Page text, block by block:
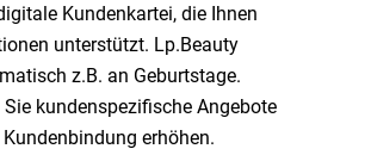
Kundenkartei, die Ihnen
unterstützt. Lp.Beauty
z.B. an Geburtstage.
kundenspezifische Angebote
erhöhen.